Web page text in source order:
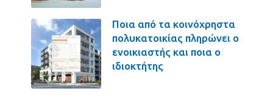
Ποια από τα κοινόχρηστα
πολυκατοικίας πληρώνει ο
ενοικιαστής και ποια ο
ιδιοκτήτης